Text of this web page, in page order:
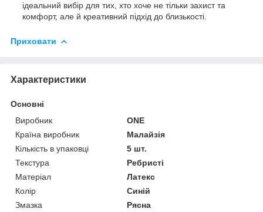
ідеальний вибір для тих, хто хоче не тільки захист та
комфорт, але й креативний підхід до близькості.
Приховати
Характеристики
Основні
Виробник
ONE
Країна виробник
Малайзія
Кількість в упаковці
5 шт.
Текстура
Ребристі
Матеріал
Латекс
Колір
Синій
Змазка
Рясна